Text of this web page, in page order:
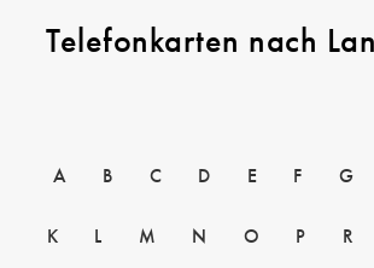
Telefonkarten nach
A B C D E F G
K L M N O P R